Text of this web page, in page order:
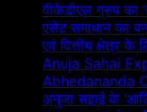
वीकेडीएल ग्रुप का
एसेट समाधान का
एवं वित्तीय क्षेत्र
Anuja Sahai
Abhedananda
अनुजा सहाई के